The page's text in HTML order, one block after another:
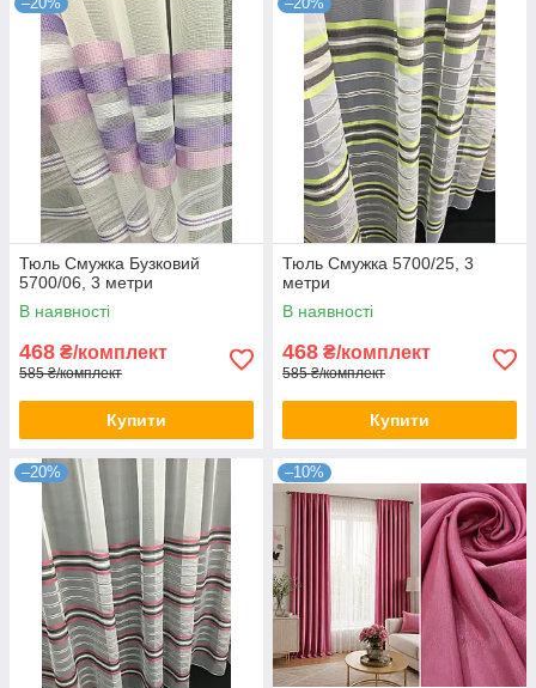
Тюль Смужка Бузковий
5700/06, 3 метри
В наявності
468 ₴/комплект
585 ₴/комплект
Купити
Тюль Смужка 5700/25, 3
метри
В наявності
468 ₴/комплект
585 ₴/комплект
Купити
–20% –10%